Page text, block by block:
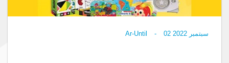
Ar-Until - 02 سبتمبر 2022